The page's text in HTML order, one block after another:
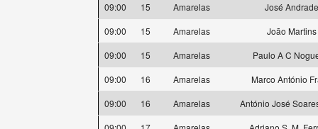
09:00
15 Amarelas
José Andrade
09:00
15 Amarelas
João Martins
09:00
15 Amarelas
Paulo A C
09:00
16 Amarelas
Marco António
09:00
16 Amarelas
António José